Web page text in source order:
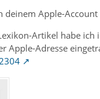
deinem Apple-
Artikel habe
Apple-Adresse